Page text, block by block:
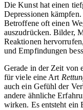
Die Kunst hat einen
Depressionen
Betroffene oft einen
auszudrücken. Bilder,
Reaktionen
und Empfindungen
Gerade in der Zeit von
für viele eine Art
auch ein Gefühl der
andere ähnliche
wirken. Es entsteht ein